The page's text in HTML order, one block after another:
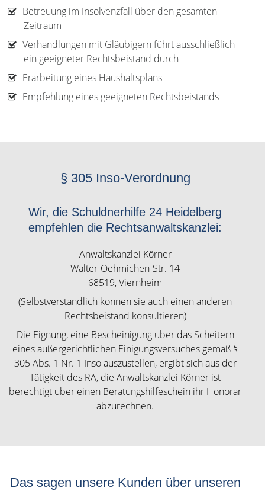
Betreuung im Insolvenzfall über den gesamten
Zeitraum
Verhandlungen mit Gläubigern führt ausschließlich
ein geeigneter Rechtsbeistand durch
Erarbeitung eines Haushaltsplans
Empfehlung eines geeigneten Rechtsbeistands
§ 305 Inso-Verordnung
Wir, die Schuldnerhilfe 24 Heidelberg
empfehlen die Rechtsanwaltskanzlei:
Anwaltskanzlei Körner
Walter-Oehmichen-Str. 14
68519, Viernheim
(Selbstverständlich können sie auch einen anderen
Rechtsbeistand konsultieren)
Die Eignung, eine Bescheinigung über das Scheitern
eines außergerichtlichen Einigungsversuches gemäß §
305 Abs. 1 Nr. 1 Inso auszustellen, ergibt sich aus der
Tätigkeit des RA, die Anwaltskanzlei Körner ist
berechtigt über einen Beratungshilfeschein ihr Honorar
abzurechnen.
Das sagen unsere Kunden über unseren